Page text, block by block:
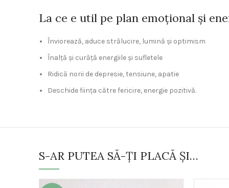
La ce e util pe plan emoțional și
Înviorează, aduce strălucire, lumină și optimism
Înalță și curăță energiile și sufletele
Ridică norii de depresie, tensiune, apatie
Deschide ființa către fericire, energie pozitivă.
S-AR PUTEA SĂ-ȚI PLACĂ ȘI…